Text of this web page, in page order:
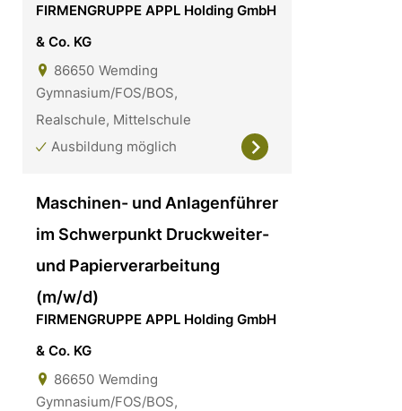
FIRMENGRUPPE APPL Holding GmbH
& Co. KG
86650 Wemding
Gymnasium/FOS/BOS,
Realschule, Mittelschule
Ausbildung möglich
Maschinen- und Anlagenführer
im Schwerpunkt Druckweiter-
und Papierverarbeitung
(m/w/d)
FIRMENGRUPPE APPL Holding GmbH
& Co. KG
86650 Wemding
Gymnasium/FOS/BOS,